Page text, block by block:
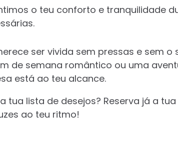
o teu conforto e tranquilidade
ser vivida sem pressas e sem
de semana romântico ou uma
está ao teu alcance.
tua lista de desejos? Reserva já a
ao teu ritmo!